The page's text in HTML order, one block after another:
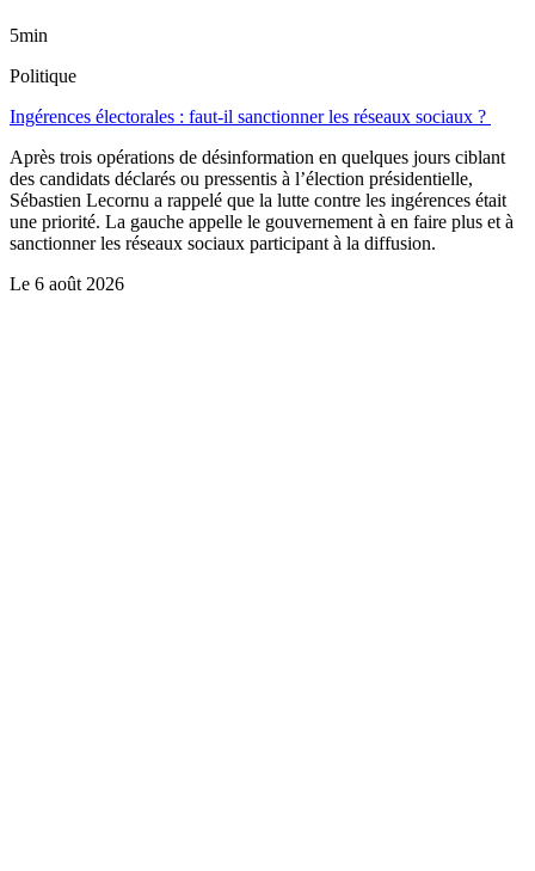
5min
Politique
Ingérences électorales : faut-il sanctionner les réseaux sociaux ?
Après trois opérations de désinformation en quelques jours ciblant
des candidats déclarés ou pressentis à l’élection présidentielle,
Sébastien Lecornu a rappelé que la lutte contre les ingérences était
une priorité. La gauche appelle le gouvernement à en faire plus et à
sanctionner les réseaux sociaux participant à la diffusion.
Le 6 août 2026